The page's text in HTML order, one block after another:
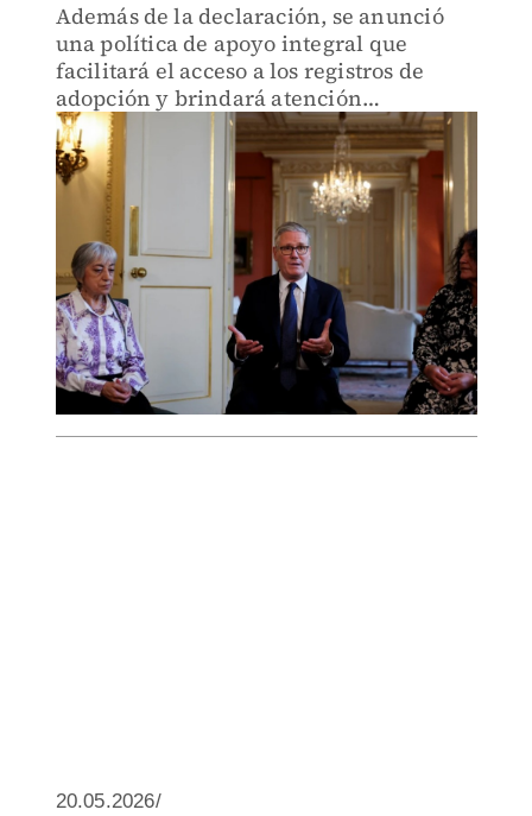
Además de la declaración, se anunció
una política de apoyo integral que
facilitará el acceso a los registros de
adopción y brindará atención
especializada en salud mental.
20.05.2026/